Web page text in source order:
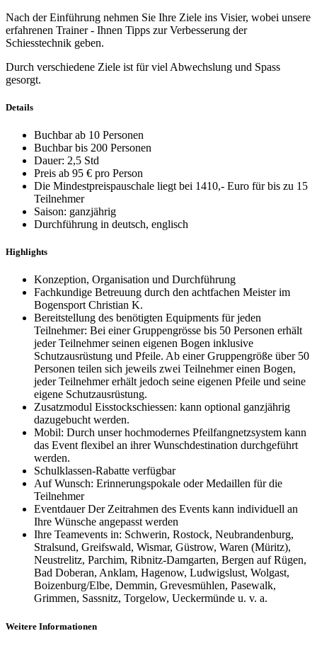
Nach der Einführung nehmen Sie Ihre Ziele ins Visier, wobei unsere
erfahrenen Trainer - Ihnen Tipps zur Verbesserung der
Schiesstechnik geben.
Durch verschiedene Ziele ist für viel Abwechslung und Spass
gesorgt.
Details
Buchbar ab 10 Personen
Buchbar bis 200 Personen
Dauer: 2,5 Std
Preis ab 95 € pro Person
Die Mindestpreispauschale liegt bei 1410,- Euro für bis zu 15
Teilnehmer
Saison: ganzjährig
Durchführung in deutsch, englisch
Highlights
Konzeption, Organisation und Durchführung
Fachkundige Betreuung durch den achtfachen Meister im
Bogensport Christian K.
Bereitstellung des benötigten Equipments für jeden
Teilnehmer: Bei einer Gruppengrösse bis 50 Personen erhält
jeder Teilnehmer seinen eigenen Bogen inklusive
Schutzausrüstung und Pfeile. Ab einer Gruppengröße über 50
Personen teilen sich jeweils zwei Teilnehmer einen Bogen,
jeder Teilnehmer erhält jedoch seine eigenen Pfeile und seine
eigene Schutzausrüstung.
Zusatzmodul Eisstockschiessen: kann optional ganzjährig
dazugebucht werden.
Mobil: Durch unser hochmodernes Pfeilfangnetzsystem kann
das Event flexibel an ihrer Wunschdestination durchgeführt
werden.
Schulklassen-Rabatte verfügbar
Auf Wunsch: Erinnerungspokale oder Medaillen für die
Teilnehmer
Eventdauer Der Zeitrahmen des Events kann individuell an
Ihre Wünsche angepasst werden
Ihre Teamevents in: Schwerin, Rostock, Neubrandenburg,
Stralsund, Greifswald, Wismar, Güstrow, Waren (Müritz),
Neustrelitz, Parchim, Ribnitz-Damgarten, Bergen auf Rügen,
Bad Doberan, Anklam, Hagenow, Ludwigslust, Wolgast,
Boizenburg/Elbe, Demmin, Grevesmühlen, Pasewalk,
Grimmen, Sassnitz, Torgelow, Ueckermünde u. v. a.
Weitere Informationen